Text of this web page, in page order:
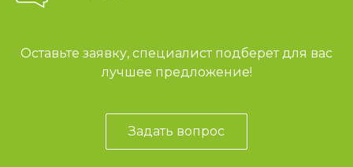
Оставьте заявку, специалист подберет для вас
лучшее предложение!
Задать вопрос